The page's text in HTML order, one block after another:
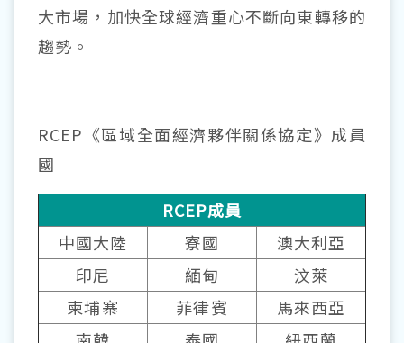
大市場，加快全球經濟重心不斷向東轉移的
趨勢。
RCEP《區域全面經濟夥伴關係協定》成員
國
RCEP成員
中國大陸
寮國
澳大利亞
印尼
緬甸
汶萊
柬埔寨
菲律賓
馬來西亞